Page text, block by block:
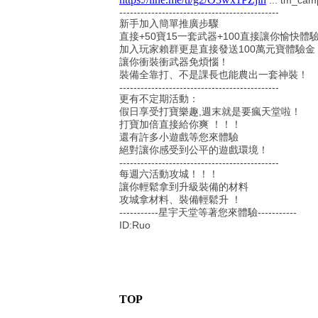
---------------------------------------------
新手加入簡單推廣步驟
直接+50寶15一套武器+100直接讓你愉快體
加入玩家賴群更是直接發送100萬元寶體驗金
讓你衝裝衝武器免煩惱！
裝備全靠打、不是課長也能農出一套神裝！
---------------------------------------------
更有不定期活動：
假日享受打寶樂趣,週末就是要瘋天堂啦！
打寶加倍直接給你爽 ！！！
還有許多小遊戲等您來體驗
絕對讓你感受到公平的遊戲環境！
---------------------------------------------
每週六活動攻城！！！
讓你輕鬆拿到升級裝備的材料
攻城拿材料、裝備輕鬆升 ！
-----------星宇天堂等著您來體驗-----------
ID:Ruo
TOP